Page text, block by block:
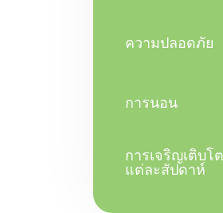
ความปลอดภัย
การนอน
การเจริญเติบโ
แต่ละสัปดาห์